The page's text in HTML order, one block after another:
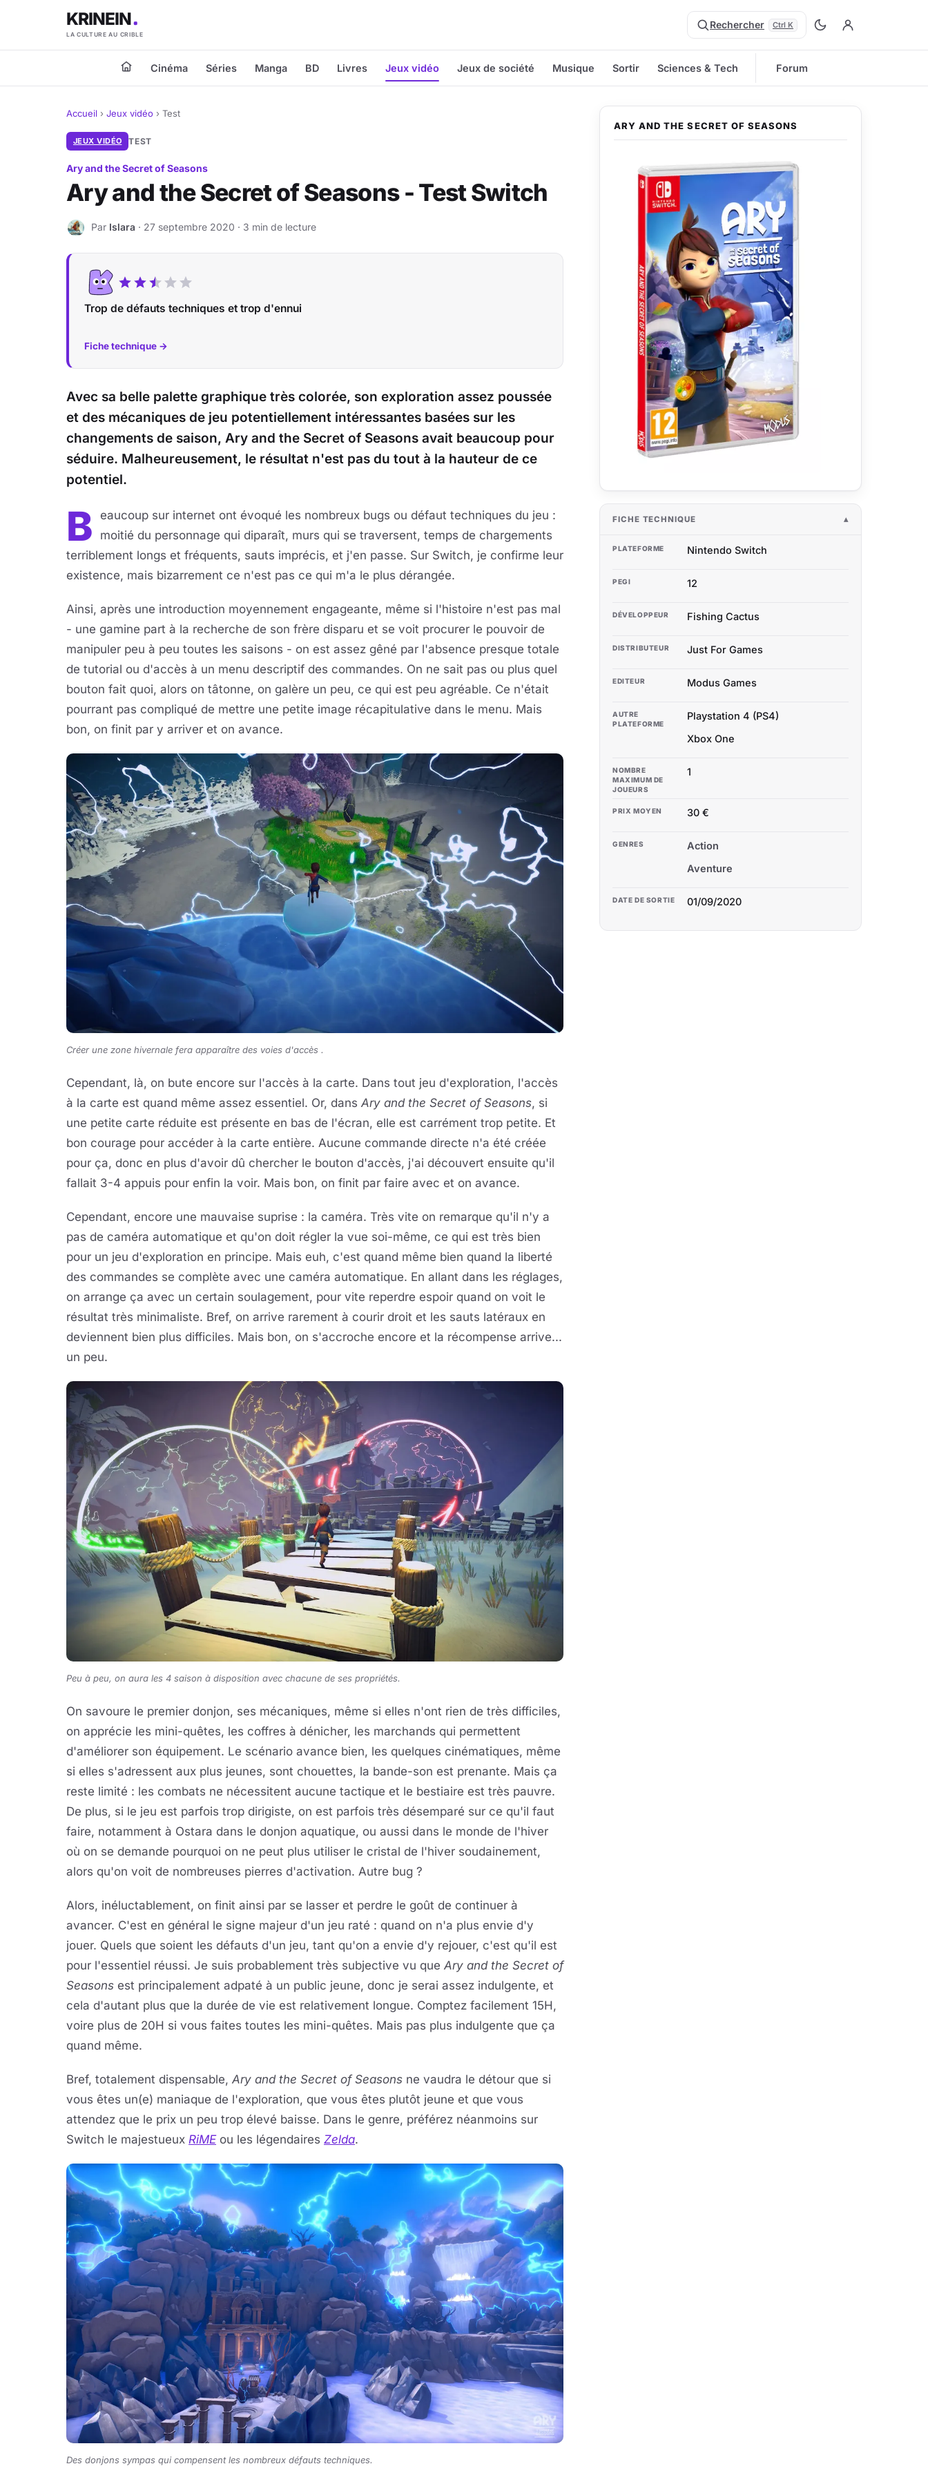
KRINEIN
LA CULTURE AU CRIBLE
Rechercher Ctrl K
Cinéma Séries Manga BD Livres Jeux vidéo Jeux de société Musique Sortir Sciences & Tech Forum
Accueil › Jeux vidéo › Test
JEUX VIDÉO TEST
Ary and the Secret of Seasons
Ary and the Secret of Seasons - Test Switch
I Par Islara · 27 septembre 2020 · 3 min de lecture
Trop de défauts techniques et trop d'ennui
Fiche technique →
Avec sa belle palette graphique très colorée, son exploration assez poussée
et des mécaniques de jeu potentiellement intéressantes basées sur les
changements de saison, Ary and the Secret of Seasons avait beaucoup pour
séduire. Malheureusement, le résultat n'est pas du tout à la hauteur de ce
potentiel.
B
eaucoup sur internet ont évoqué les nombreux bugs ou défaut techniques du jeu :
moitié du personnage qui diparaît, murs qui se traversent, temps de chargements
terriblement longs et fréquents, sauts imprécis, et j'en passe. Sur Switch, je confirme leur
existence, mais bizarrement ce n'est pas ce qui m'a le plus dérangée.
Ainsi, après une introduction moyennement engageante, même si l'histoire n'est pas mal
- une gamine part à la recherche de son frère disparu et se voit procurer le pouvoir de
manipuler peu à peu toutes les saisons - on est assez gêné par l'absence presque totale
de tutorial ou d'accès à un menu descriptif des commandes. On ne sait pas ou plus quel
bouton fait quoi, alors on tâtonne, on galère un peu, ce qui est peu agréable. Ce n'était
pourrant pas compliqué de mettre une petite image récapitulative dans le menu. Mais
bon, on finit par y arriver et on avance.
Créer une zone hivernale fera apparaître des voies d'accès .
Cependant, là, on bute encore sur l'accès à la carte. Dans tout jeu d'exploration, l'accès
à la carte est quand même assez essentiel. Or, dans Ary and the Secret of Seasons, si
une petite carte réduite est présente en bas de l'écran, elle est carrément trop petite. Et
bon courage pour accéder à la carte entière. Aucune commande directe n'a été créée
pour ça, donc en plus d'avoir dû chercher le bouton d'accès, j'ai découvert ensuite qu'il
fallait 3-4 appuis pour enfin la voir. Mais bon, on finit par faire avec et on avance.
Cependant, encore une mauvaise suprise : la caméra. Très vite on remarque qu'il n'y a
pas de caméra automatique et qu'on doit régler la vue soi-même, ce qui est très bien
pour un jeu d'exploration en principe. Mais euh, c'est quand même bien quand la liberté
des commandes se complète avec une caméra automatique. En allant dans les réglages,
on arrange ça avec un certain soulagement, pour vite reperdre espoir quand on voit le
résultat très minimaliste. Bref, on arrive rarement à courir droit et les sauts latéraux en
deviennent bien plus difficiles. Mais bon, on s'accroche encore et la récompense arrive...
un peu.
Peu à peu, on aura les 4 saison à disposition avec chacune de ses propriétés.
On savoure le premier donjon, ses mécaniques, même si elles n'ont rien de très difficiles,
on apprécie les mini-quêtes, les coffres à dénicher, les marchands qui permettent
d'améliorer son équipement. Le scénario avance bien, les quelques cinématiques, même
si elles s'adressent aux plus jeunes, sont chouettes, la bande-son est prenante. Mais ça
reste limité : les combats ne nécessitent aucune tactique et le bestiaire est très pauvre.
De plus, si le jeu est parfois trop dirigiste, on est parfois très désemparé sur ce qu'il faut
faire, notamment à Ostara dans le donjon aquatique, ou aussi dans le monde de l'hiver
où on se demande pourquoi on ne peut plus utiliser le cristal de l'hiver soudainement,
alors qu'on voit de nombreuses pierres d'activation. Autre bug ?
Alors, inéluctablement, on finit ainsi par se lasser et perdre le goût de continuer à
avancer. C'est en général le signe majeur d'un jeu raté : quand on n'a plus envie d'y
jouer. Quels que soient les défauts d'un jeu, tant qu'on a envie d'y rejouer, c'est qu'il est
pour l'essentiel réussi. Je suis probablement très subjective vu que Ary and the Secret of
Seasons est principalement adpaté à un public jeune, donc je serai assez indulgente, et
cela d'autant plus que la durée de vie est relativement longue. Comptez facilement 15H,
voire plus de 20H si vous faites toutes les mini-quêtes. Mais pas plus indulgente que ça
quand même.
Bref, totalement dispensable, Ary and the Secret of Seasons ne vaudra le détour que si
vous êtes un(e) maniaque de l'exploration, que vous êtes plutôt jeune et que vous
attendez que le prix un peu trop élevé baisse. Dans le genre, préférez néanmoins sur
Switch le majestueux RiMEou les légendaires Zelda.
Des donjons sympas qui compensent les nombreux défauts techniques.
ARY AND THE SECRET OF SEASONS
FICHE TECHNIQUE
PLATEFORME Nintendo Switch
PEGI 12
DÉVELOPPEUR Fishing Cactus
DISTRIBUTEUR Just For Games
EDITEUR Modus Games
AUTRE
PLATEFORME
Playstation 4 (PS4)
Xbox One
NOMBRE
MAXIMUM DE
JOUEURS
1
PRIX MOYEN 30 €
GENRES
Action
Aventure
DATE DE SORTIE 01/09/2020